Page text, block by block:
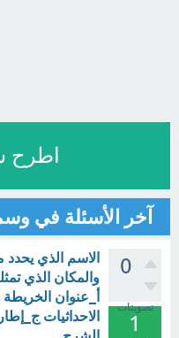
اطرح
آخر الأسئلة في
0
تصويتات
1
الاسم الذي
أ_عنوان
الاحداثيات